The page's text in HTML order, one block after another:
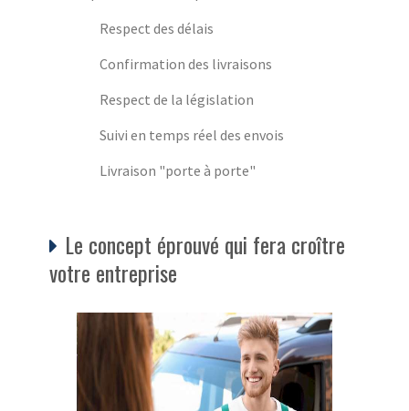
Respect des délais
Confirmation des livraisons
Respect de la législation
Suivi en temps réel des envois
Livraison "porte à porte"
Le concept éprouvé qui fera croître
votre entreprise